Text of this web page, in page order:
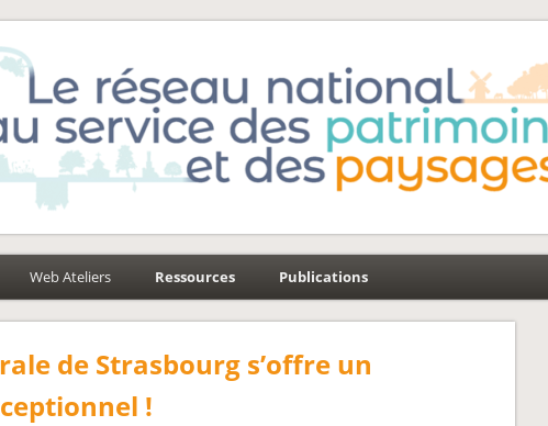
Web Ateliers Ressources Publications
de Strasbourg s’offre un
!